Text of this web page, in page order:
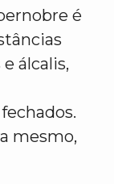
é
álcalis,
mesmo,